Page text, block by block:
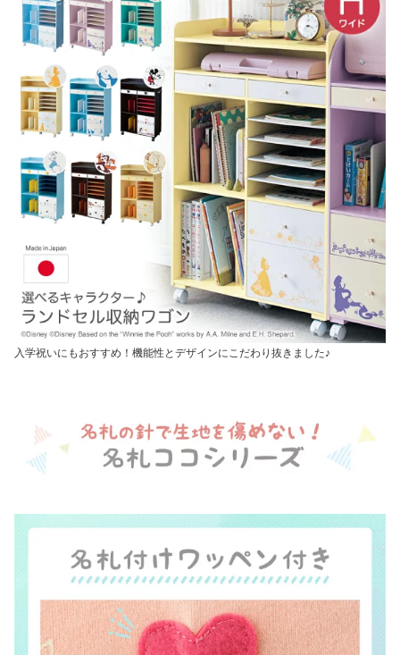
入学祝いにもおすすめ！機能性とデザインにこだわり抜きました♪